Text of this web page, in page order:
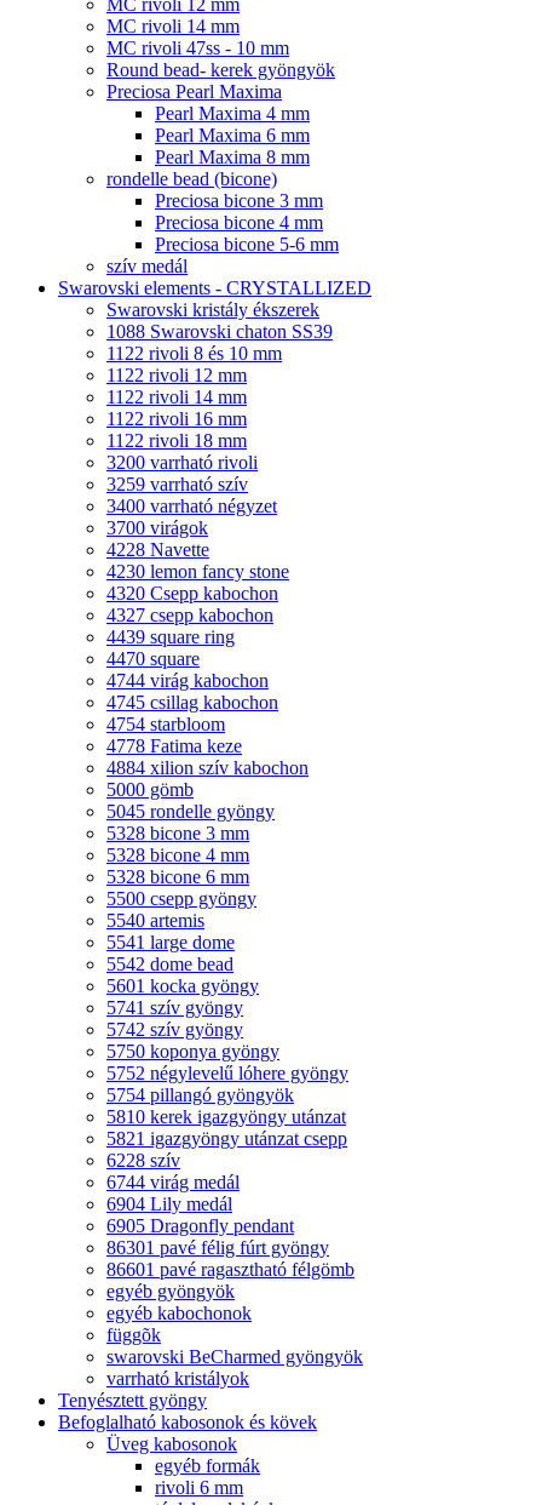
MC rivoli 12 mm
MC rivoli 14 mm
MC rivoli 47ss - 10 mm
Round bead- kerek gyöngyök
Preciosa Pearl Maxima
Pearl Maxima 4 mm
Pearl Maxima 6 mm
Pearl Maxima 8 mm
rondelle bead (bicone)
Preciosa bicone 3 mm
Preciosa bicone 4 mm
Preciosa bicone 5-6 mm
szív medál
Swarovski elements - CRYSTALLIZED
Swarovski kristály ékszerek
1088 Swarovski chaton SS39
1122 rivoli 8 és 10 mm
1122 rivoli 12 mm
1122 rivoli 14 mm
1122 rivoli 16 mm
1122 rivoli 18 mm
3200 varrható rivoli
3259 varrható szív
3400 varrható négyzet
3700 virágok
4228 Navette
4230 lemon fancy stone
4320 Csepp kabochon
4327 csepp kabochon
4439 square ring
4470 square
4744 virág kabochon
4745 csillag kabochon
4754 starbloom
4778 Fatima keze
4884 xilion szív kabochon
5000 gömb
5045 rondelle gyöngy
5328 bicone 3 mm
5328 bicone 4 mm
5328 bicone 6 mm
5500 csepp gyöngy
5540 artemis
5541 large dome
5542 dome bead
5601 kocka gyöngy
5741 szív gyöngy
5742 szív gyöngy
5750 koponya gyöngy
5752 négylevelű lóhere gyöngy
5754 pillangó gyöngyök
5810 kerek igazgyöngy utánzat
5821 igazgyöngy utánzat csepp
6228 szív
6744 virág medál
6904 Lily medál
6905 Dragonfly pendant
86301 pavé félig fúrt gyöngy
86601 pavé ragasztható félgömb
egyéb gyöngyök
egyéb kabochonok
függõk
swarovski BeCharmed gyöngyök
varrható kristályok
Tenyésztett gyöngy
Befoglalható kabosonok és kövek
Üveg kabosonok
egyéb formák
rivoli 6 mm